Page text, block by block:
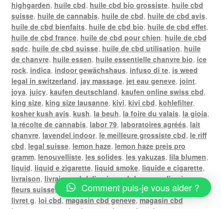
highgarden, huile cbd, huile cbd bio grossiste, huile cbd
suisse, huile de cannabis, huile de cbd, huile de cbd avis,
huile de cbd bienfaits, huile de cbd bio, huile de cbd effet,
huile de cbd france, huile de cbd pour chien, huile de cbd
sqdc, huile de cbd suisse, huile de cbd utilisation, huile
de chanvre, huile essen, huile essentielle chanvre bio, ice
rock, indica, indoor gewächshaus, infuso di te, is weed
legal in switzerland, jay massage, jet eau geneve, joint,
joya, juicy, kaufen deutschland, kaufen online swiss cbd,
king size, king size lausanne, kivi, kivi cbd, kohlefilter,
kosher kush avis, kush, la beuh, la foire du valais, la gioia,
la récolte de cannabis, labor 79, laboratoires agréés, lait
chanvre, lavendel indoor, le meilleure grossiste cbd, le riff
cbd, legal suisse, lemon haze, lemon haze preis pro
gramm, lenouvelliste, les solides, les yakuzas, lila blumen,
liquid, liquid e zigarette, liquid smoke, liquide e cigarette,
livraison, livraison cbd,livraison cbd geneve,livraison
fleurs suisse, livraison gratuite poste,livraison weed,
livret g, loi cbd,magasin cbd geneve,magasin cbd
Comment puis-je vous aider ?